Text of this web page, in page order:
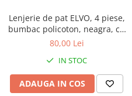
Lenjerie de pat ELVO, 4 piese,
bumbac policoton, neagra, cu
papadii si note muzicale
80,00 Lei
IN STOC
ADAUGA IN COS